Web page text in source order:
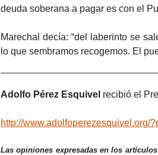
deuda soberana a pagar es con el
Marechal decía: “del laberinto se
lo que sembramos recogemos. El
Adolfo Pérez Esquivel recibió el
http://www.adolfoperezesquivel.org/
Las opiniones expresadas en los